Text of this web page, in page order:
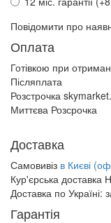
Повідомити про
Оплата
Готівкою при
Післяплата
Розстрочка
Миттєва Розсрочка
Доставка
Самовивіз в Києві
Кур'єрська доставка
Доставка по Україні:
Гарантія